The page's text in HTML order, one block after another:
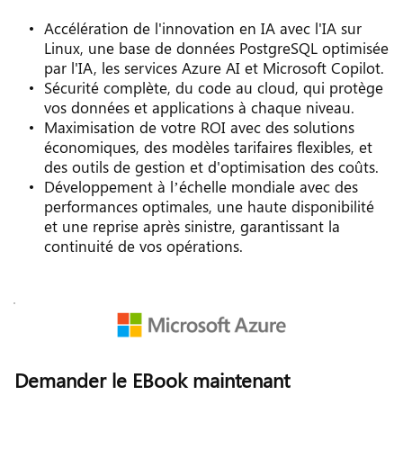
Accélération de l'innovation en IA avec l'IA sur
Linux, une base de données PostgreSQL optimisée
par l'IA, les services Azure AI et Microsoft Copilot.
Sécurité complète, du code au cloud, qui protège
vos données et applications à chaque niveau.
Maximisation de votre ROI avec des solutions
économiques, des modèles tarifaires flexibles, et
des outils de gestion et d'optimisation des coûts.
Développement à l’échelle mondiale avec des
performances optimales, une haute disponibilité
et une reprise après sinistre, garantissant la
continuité de vos opérations.
Demander le EBook maintenant